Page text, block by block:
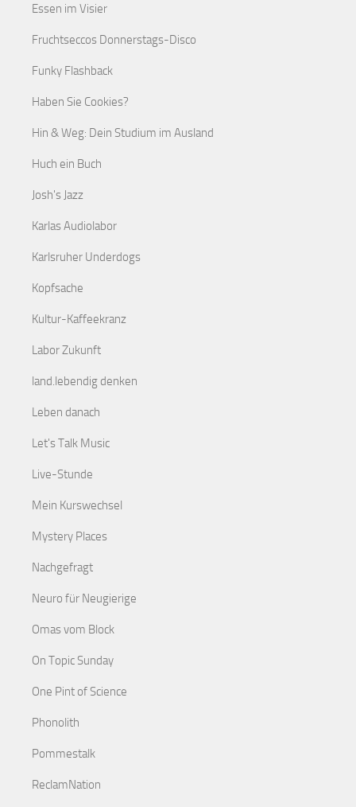
Essen im Visier
Fruchtseccos Donnerstags-Disco
Funky Flashback
Haben Sie Cookies?
Hin & Weg: Dein Studium im Ausland
Huch ein Buch
Josh's Jazz
Karlas Audiolabor
Karlsruher Underdogs
Kopfsache
Kultur-Kaffeekranz
Labor Zukunft
land.lebendig denken
Leben danach
Let's Talk Music
Live-Stunde
Mein Kurswechsel
Mystery Places
Nachgefragt
Neuro für Neugierige
Omas vom Block
On Topic Sunday
One Pint of Science
Phonolith
Pommestalk
ReclamNation